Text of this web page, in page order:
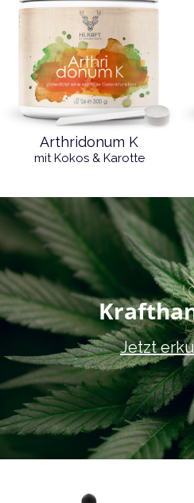
Arthridonum K
mit Kokos & Karotte
Jetzt